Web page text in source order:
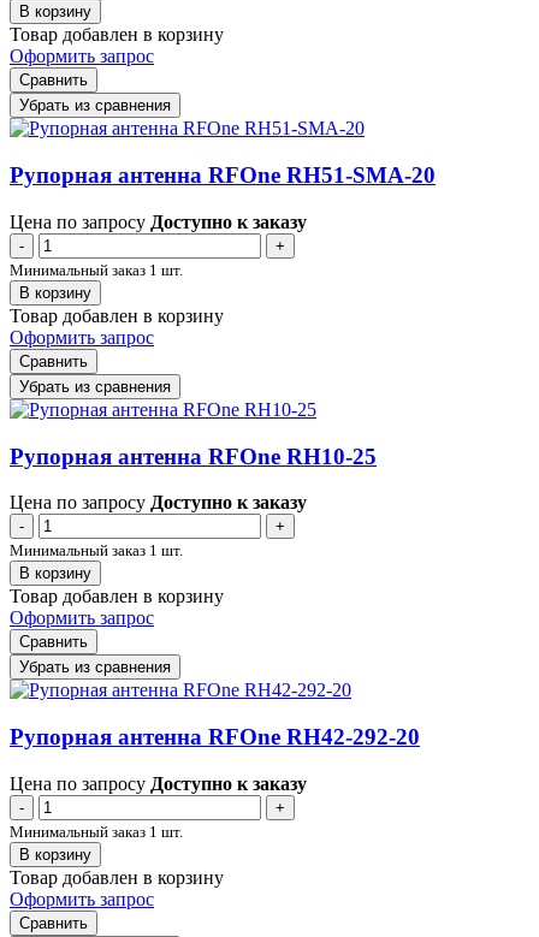
В корзину
Товар добавлен в корзину
Оформить запрос
Сравнить
Убрать из сравнения
Рупорная антенна RFOne RH51-SMA-20
Цена по запросу Доступно к заказу
-
+
Минимальный заказ 1 шт.
В корзину
Товар добавлен в корзину
Оформить запрос
Сравнить
Убрать из сравнения
Рупорная антенна RFOne RH10-25
Цена по запросу Доступно к заказу
-
+
Минимальный заказ 1 шт.
В корзину
Товар добавлен в корзину
Оформить запрос
Сравнить
Убрать из сравнения
Рупорная антенна RFOne RH42-292-20
Цена по запросу Доступно к заказу
-
+
Минимальный заказ 1 шт.
В корзину
Товар добавлен в корзину
Оформить запрос
Сравнить